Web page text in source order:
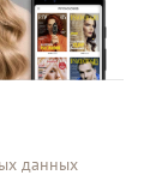
данных